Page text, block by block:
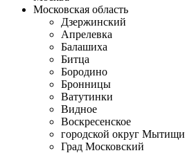
Московская область
Дзержинский
Апрелевка
Балашиха
Битца
Бородино
Бронницы
Ватутинки
Видное
Воскресенское
городской округ Мытищи
Град Московский